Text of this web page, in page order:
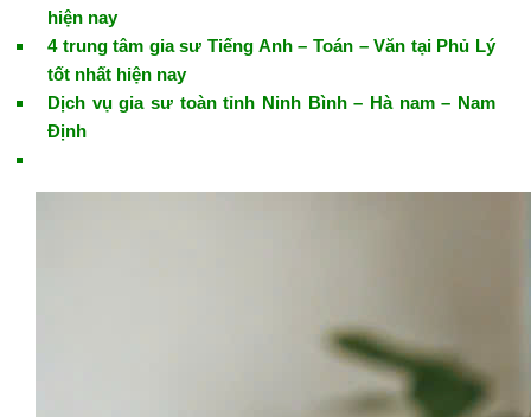
hiện nay
4 trung tâm gia sư Tiếng Anh – Toán – Văn tại Phủ Lý
tốt nhất hiện nay
Dịch vụ gia sư toàn tỉnh Ninh Bình – Hà nam – Nam
Định